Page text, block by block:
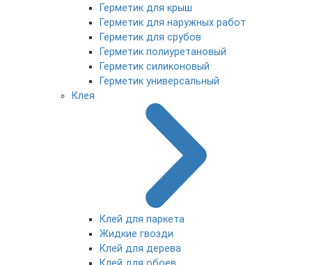
Герметик для крыш
Герметик для наружных работ
Герметик для срубов
Герметик полиуретановый
Герметик силиконовый
Герметик универсальный
Клея
Клей для паркета
Жидкие гвозди
Клей для дерева